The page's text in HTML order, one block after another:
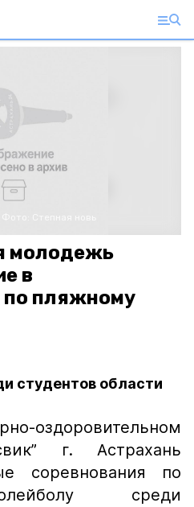
молодежь
в
по пляжному
студентов области
оздоровительном
г. Астрахань
соревнования по
среди